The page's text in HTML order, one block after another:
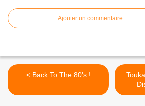
Ajouter un commentaire
< Back To The 80's !